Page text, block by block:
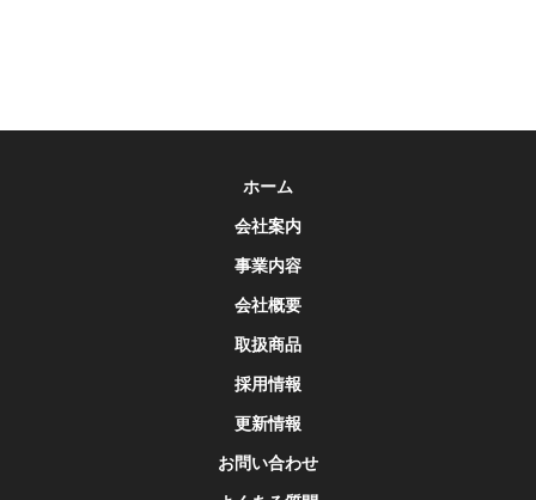
ホーム
会社案内
事業内容
会社概要
取扱商品
採用情報
更新情報
お問い合わせ